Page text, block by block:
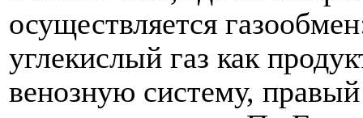
осуществляется
углекислый газ как
венозную систему,